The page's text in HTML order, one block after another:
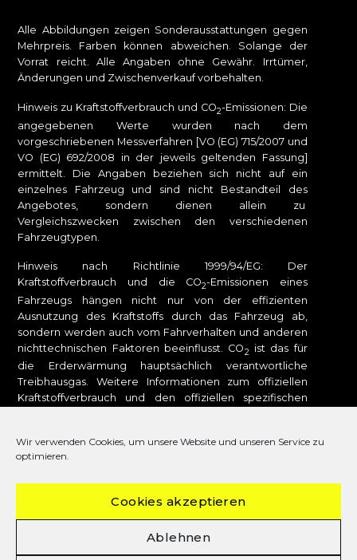
Wir verwenden Cookies, um unsere Website und unseren Service zu
optimieren.
Cookies akzeptieren
Ablehnen
Alle Abbildungen zeigen Sonderausstattungen gegen
Mehrpreis. Farben können abweichen. Solange der
Vorrat reicht. Alle Angaben ohne Gewähr. Irrtümer,
Änderungen und Zwischenverkauf vorbehalten.
Hinweis zu Kraftstoffverbrauch und CO2-Emissionen: Die
angegebenen Werte wurden nach dem
vorgeschriebenen Messverfahren [VO (EG) 715/2007 und
VO (EG) 692/2008 in der jeweils geltenden Fassung]
ermittelt. Die Angaben beziehen sich nicht auf ein
einzelnes Fahrzeug und sind nicht Bestandteil des
Angebotes, sondern dienen allein zu
Vergleichszwecken zwischen den verschiedenen
Fahrzeugtypen.
Hinweis nach Richtlinie 1999/94/EG: Der
Kraftstoffverbrauch und die CO2-Emissionen eines
Fahrzeugs hängen nicht nur von der effizienten
Ausnutzung des Kraftstoffs durch das Fahrzeug ab,
sondern werden auch vom Fahrverhalten und anderen
nichttechnischen Faktoren beeinflusst. CO2
ist das für
die Erderwärmung hauptsächlich verantwortliche
Treibhausgas. Weitere Informationen zum offiziellen
Kraftstoffverbrauch und den offiziellen spezifischen
Emissionen und den Stromverbrauch neuer
oder unterwww.dat.deunentgeltlich erhältlich ist. Für
weitere Informationen siehe Pkw-